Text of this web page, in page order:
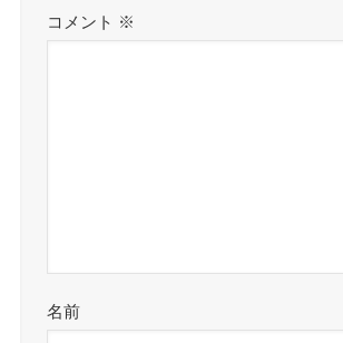
コメント ※
名前